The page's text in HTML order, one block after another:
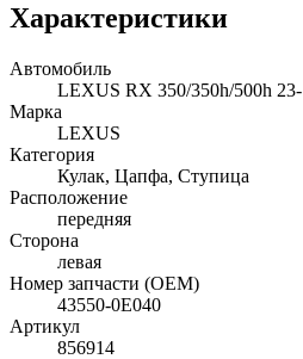
Характеристики
Автомобиль
LEXUS RX 350/350h/500h 23-
Марка
LEXUS
Категория
Кулак, Цапфа, Ступица
Расположение
передняя
Сторона
левая
Номер запчасти (OEM)
43550-0E040
Артикул
856914